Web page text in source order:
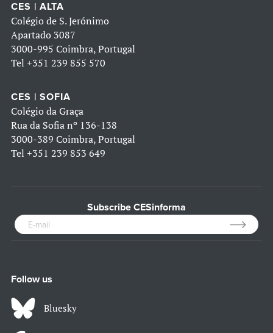
CES | ALTA
Colégio de S. Jerónimo
Apartado 3087
3000-995 Coimbra, Portugal
Tel +351 239 855 570
CES | SOFIA
Colégio da Graça
Rua da Sofia nº 136-138
3000-389 Coimbra, Portugal
Tel +351 239 853 649
Subscribe CESinforma
Follow us
Bluesky